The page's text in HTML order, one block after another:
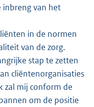
inbreng van het
in de normen
van de zorg.
stap te zetten
cliëntenorganisaties
zal mij conform de
om de positie